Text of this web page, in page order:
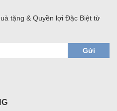
tặng & Quyền lợi Đặc Biệt từ
Gửi